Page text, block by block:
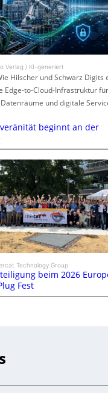
Verlag / KI-generiert
Hilscher und Schwarz Digits
Edge-to-Cloud-Infrastruktur für
und digitale
beginnt an der
Technology Group
beim 2026
Fest